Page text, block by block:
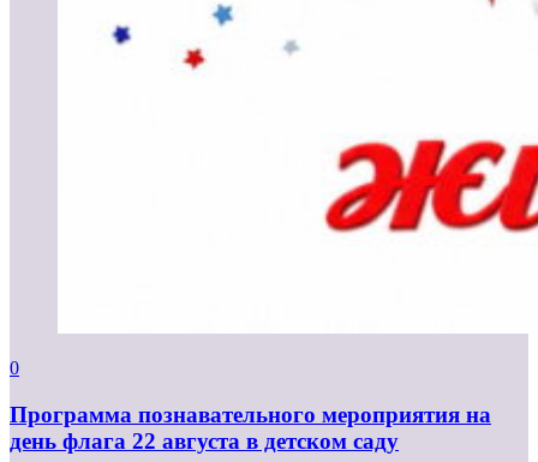
0
Программа познавательного мероприятия на
день флага 22 августа в детском саду